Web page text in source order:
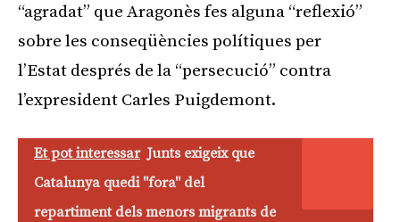
“agradat” que Aragonès fes alguna “reflexió”
sobre les conseqüències polítiques per
l’Estat després de la “persecució” contra
l’expresident Carles Puigdemont.
Et pot interessar Junts exigeix que
Catalunya quedi "fora" del
repartiment dels menors migrants de